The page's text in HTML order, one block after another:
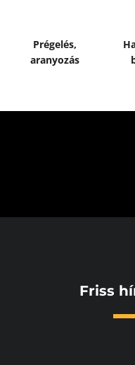
Prégelés,
aranyozás
Friss